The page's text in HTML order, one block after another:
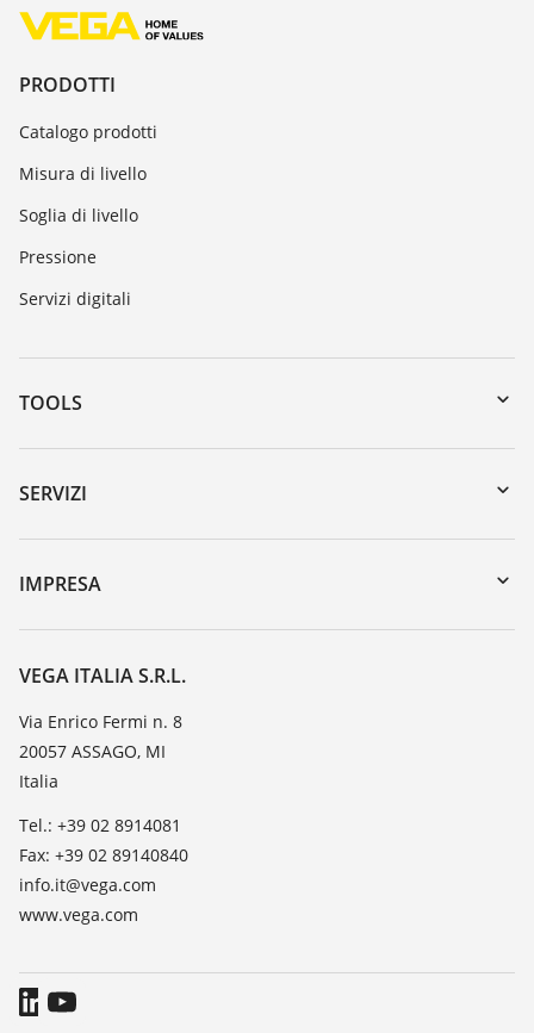
PRODOTTI
Catalogo prodotti
Misura di livello
Soglia di livello
Pressione
Servizi digitali
TOOLS
Downloads
Ricerca numero di serie
DTM Collection/PACTware
SERVIZI
Reso apparecchio
Seminari
Lista resistenza
TeamViewer
IMPRESA
VEGA, l'azienda
Contatto
Novità
Stampa
VEGA ITALIA S.R.L.
Via Enrico Fermi n. 8
20057 ASSAGO, MI
Italia
Tel.: +39 02 8914081
Fax: +39 02 89140840
info.it@vega.com
www.vega.com